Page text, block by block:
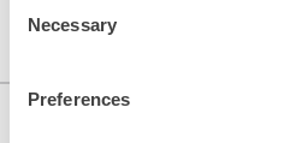
Selection
Necessary
Preferences